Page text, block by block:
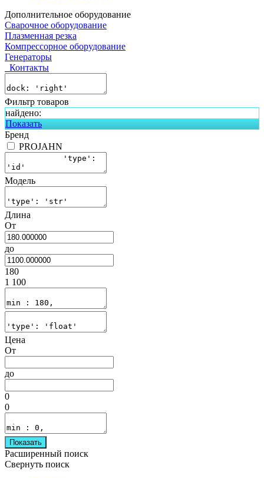
Дополнительное оборудование
Сварочное оборудование
Плазменная резка
Компрессорное оборудование
Генераторы
Контакты
Фильтр товаров
найдено:
Показать
Бренд
PROJAHN
Модель
Длина
От
до
180
1 100
Цена
От
до
0
0
Показать
Расширенный поиск
Свернуть поиск